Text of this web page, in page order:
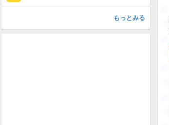
もっとみる